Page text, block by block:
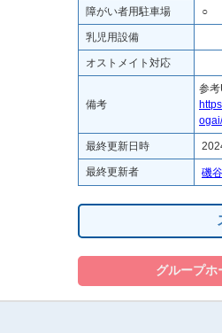
障がい者用駐車場 ○
乳児用設備
オストメイト対応
備考
参
最終更新日時
最終更新者 磯